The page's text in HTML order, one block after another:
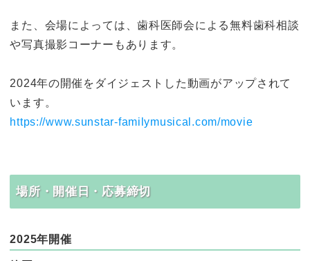
また、会場によっては、歯科医師会による無料歯科相談
や写真撮影コーナーもあります。
2024年の開催をダイジェストした動画がアップされて
います。
https://www.sunstar-familymusical.com/movie
場所・開催日・応募締切
2025年開催